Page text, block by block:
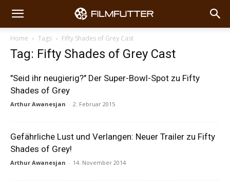
Home Tags Fifty Shades of Grey Cast
Tag: Fifty Shades of Grey Cast
"Seid ihr neugierig?" Der Super-Bowl-Spot zu Fifty
Shades of Grey
Arthur Awanesjan - 2. Februar 2015
Gefährliche Lust und Verlangen: Neuer Trailer zu Fifty
Shades of Grey!
Arthur Awanesjan - 14. November 2014